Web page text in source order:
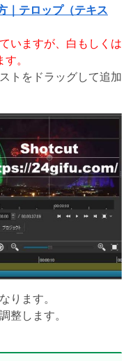
｜テロップ（テキス
いますが、白もしくは
。
トをドラッグして追加
ります。
整します。